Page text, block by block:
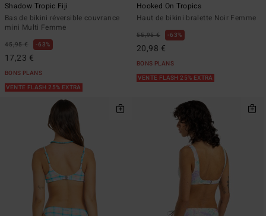
Shadow Tropic Fiji
Bas de bikini réversible couvrance
mini Multi Femme
45,95 € 63%
17,23 €
BONS PLANS
VENTE FLASH 25% EXTRA
Hooked On Tropics
Haut de bikini bralette Noir Femme
55,95 € 63%
20,98 €
BONS PLANS
VENTE FLASH 25% EXTRA